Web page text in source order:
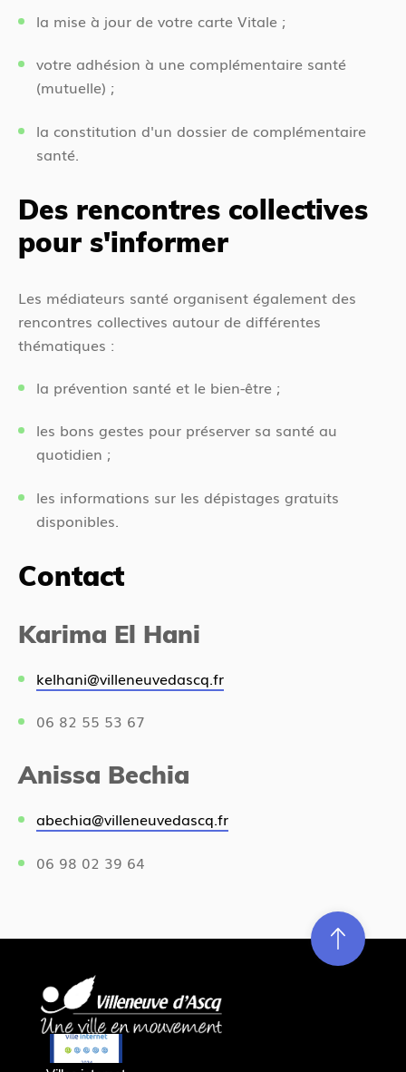
la mise à jour de votre carte Vitale ;
votre adhésion à une complémentaire santé
(mutuelle) ;
la constitution d'un dossier de complémentaire
santé.
Des rencontres collectives
pour s'informer
Les médiateurs santé organisent également des
rencontres collectives autour de différentes
thématiques :
la prévention santé et le bien-être ;
les bons gestes pour préserver sa santé au
quotidien ;
les informations sur les dépistages gratuits
disponibles.
Contact
Karima El Hani
kelhani@villeneuvedascq.fr
06 82 55 53 67
Anissa Bechia
abechia@villeneuvedascq.fr
06 98 02 39 64
Re
m
on
e
en hau